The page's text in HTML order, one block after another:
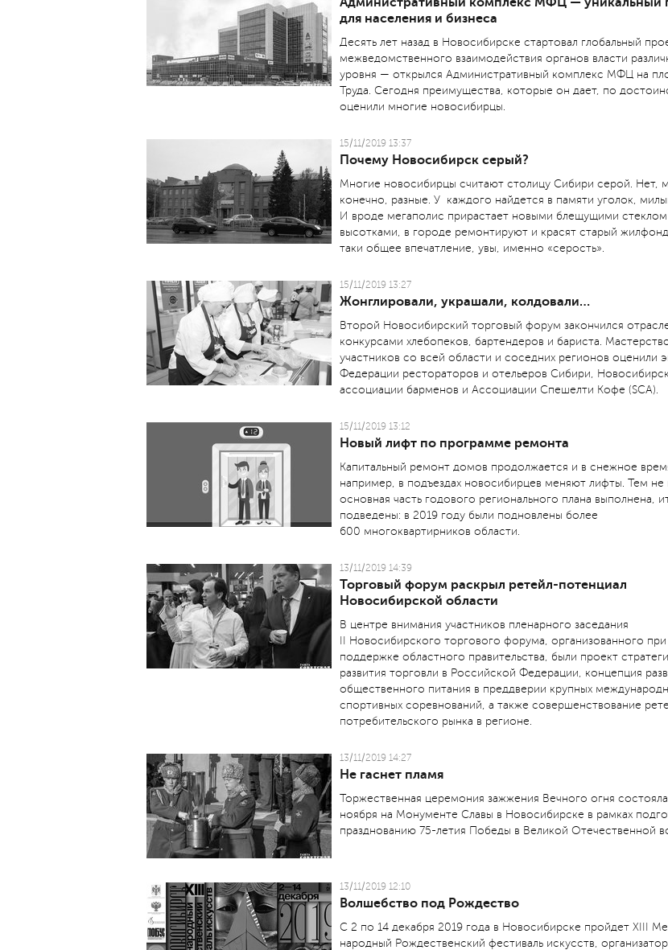
для населения и бизнеса
Десять лет назад в Новосибирске стартовал глобальный
межведомственного взаимодействия органов власти
уровня — открылся Административный комплекс МФЦ на
Труда. Сегодня преимущества, которые он дает, по
оценили многие новосибирцы.
15/11/2019 13:37
Почему Новосибирск серый?
Многие новосибирцы считают столицу Сибири серой. Нет,
конечно, разные. У каждого найдется в памяти уголок,
И вроде мегаполис прирастает новыми блещущими стеклом
высотками, в городе ремонтируют и красят старый
таки общее впечатление, увы, именно «серость».
15/11/2019 13:27
Жонглировали, украшали, колдовали…
Второй Новосибирский торговый форум закончился
конкурсами хлебопеков, бартендеров и бариста.
участников со всей области и соседних регионов оценили
Федерации рестораторов и отельеров Сибири,
ассоциации барменов и Ассоциации Спешелти Кофе (SCA).
15/11/2019 13:12
Новый лифт по программе ремонта
Капитальный ремонт домов продолжается и в снежное
например, в подъездах новосибирцев меняют лифты. Тем не
основная часть годового регионального плана выполнена,
подведены: в 2019 году были подновлены более
600 многоквартирников области.
13/11/2019 14:39
Торговый форум раскрыл ретейл-потенциал
Новосибирской области
В центре внимания участников пленарного заседания
II Новосибирского торгового форума, организованного при
поддержке областного правительства, были проект
развития торговли в Российской Федерации, концепция
общественного питания в преддверии крупных
спортивных соревнований, а также совершенствование
потребительского рынка в регионе.
13/11/2019 14:27
Не гаснет пламя
Торжественная церемония зажжения Вечного огня
ноября на Монументе Славы в Новосибирске в рамках
празднованию 75-летия Победы в Великой Отечественной
13/11/2019 12:10
Волшебство под Рождество
С 2 по 14 декабря 2019 года в Новосибирске пройдет XIII
народный Рождественский фестиваль искусств,